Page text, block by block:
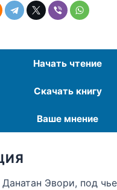
Начать чтение
Скачать книгу
Ваше мнение
Эвори, под